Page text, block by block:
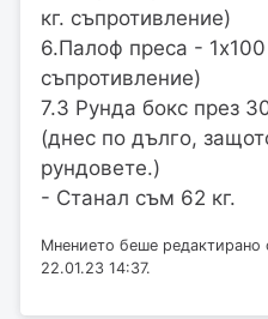
кг. съпротивление)
6.Палоф преса -
съпротивление)
7.3 Рунда бокс през
(днес по дълго,
рундовете.)
- Станал съм 62 кг.
Мнението беше редактирано
22.01.23 14:37.